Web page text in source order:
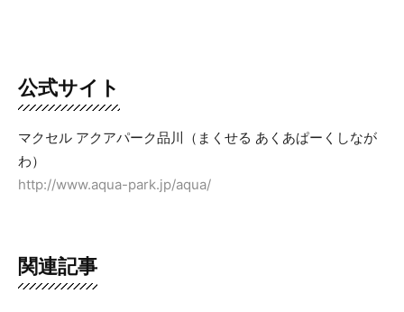
公式サイト
マクセル アクアパーク品川（まくせる あくあぱーくしなが
わ）
http://www.aqua-park.jp/aqua/
関連記事